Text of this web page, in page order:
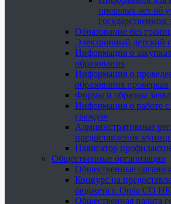
прошлых лет об
государственном
Образование без
Электронный детский
Информация о
образования
Информация о
образования проверках
Формы и образцы
Информация о работе
граждан
Административные
предоставления
Навигатор
Общественные организации
Общественные
Конкурс на
бюджета г. Орла СО
Общественная палата